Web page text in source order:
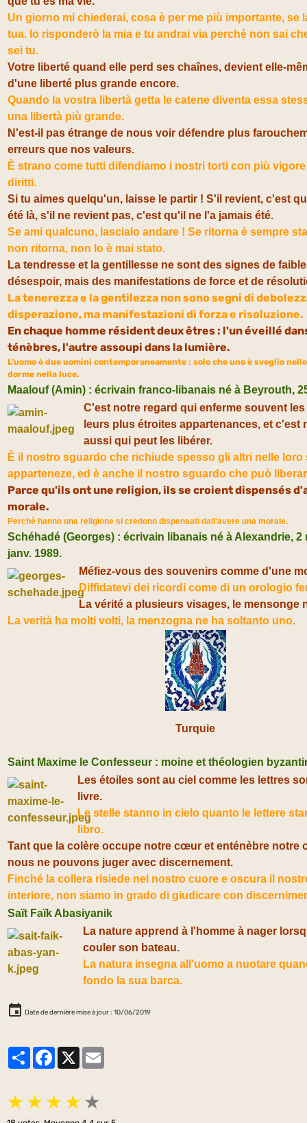
Un giorno mi chiederai, cosa è per me più importante, se
tua. Io risponderò la mia e tu andrai via perchè non sai
sei tu.
Votre liberté quand elle perd ses chaînes, devient elle-
d'une liberté plus grande encore.
Quando la vostra libertà getta le catene diventa essa
una libertà più grande.
N'est-il pas étrange de nous voir défendre plus
erreurs que nos valeurs.
È strano come tutti difendiamo i nostri torti con più
diritti.
Si tu aimes quelqu'un, laisse le partir ! S'il revient, c'est
été là, s'il ne revient pas, c'est qu'il ne l'a jamais été.
Se ami qualcuno, lascialo andare ! Se ritorna è sempre
non ritorna, non lo è mai stato.
La tendresse et la gentillesse ne sont des signes de
désespoir, mais des manifestations de force et de
La tenerezza e la gentilezza non sono segni di
disperazione, ma manifestazioni di forza e risoluzione.
En chaque homme résident deux êtres : l'un éveillé
ténèbres, l'autre assoupi dans la lumière.
L’uomo è due uomini contemporaneamente : solo che uno è sveglio
dorme nella luce.
Maalouf (Amin) : écrivain franco-libanais né à Beyrouth,
C'est notre regard qui enferme souvent
leurs plus étroites appartenances, et c'est
aussi qui peut les libérer.
È il nostro sguardo che richiude spesso gli altri nelle loro
apparteneze, ed è anche il nostro sguardo che può
Parce qu'ils ont une religion, ils se croient dispensés
morale.
Perchè hanno una religione si credono dispensati dall'avere una morale.
Schéhadé (Georges) : écrivain libanais né à Alexandrie, 2
janv. 1989.
Méfiez-vous des souvenirs comme d'une
Diffidatevi dei ricordi come di un orologio
La vérité a plusieurs visages, le mensonge
La verità ha molti volti, la menzogna ne ha soltanto uno.
Turquie
Saint Maxime le Confesseur : moine et théologien
Les étoiles sont au ciel comme les lettres
livre.
Le stelle stanno in cielo quanto le lettere
libro.
Tant que la colère occupe notre cœur et enténèbre notre
nous ne pouvons juger avec discernement.
Finché la collera risiede nel nostro cuore e oscura il
interiore, non siamo in grado di giudicare con
Saït Faïk Abasiyanik
La nature apprend à l'homme à nager
couler son bateau.
La natura insegna all'uomo a nuotare
fondo la sua barca.
Date de dernière mise à jour : 10/06/2019
PartagerFacebook
★ ★ ★ ★ ★